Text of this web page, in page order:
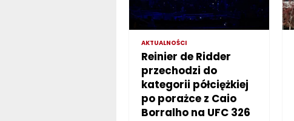
AKTUALNOŚCI
Reinier de Ridder
przechodzi do
kategorii półciężkiej
po porażce z Caio
Borralho na UFC 326